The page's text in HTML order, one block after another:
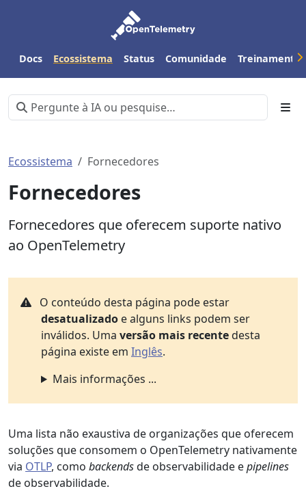
Docs Ecossistema Status Comunidade Treinamento
Ecossistema Fornecedores
Fornecedores
Fornecedores que oferecem suporte nativo
ao OpenTelemetry
O conteúdo desta página pode estar
desatualizado e alguns links podem ser
inválidos. Uma versão mais recentedesta
página existe em Inglês.
Mais informações ...
Uma lista não exaustiva de organizações que oferecem
soluções que consomem o OpenTelemetry nativamente
via OTLP, como backendsde observabilidade epipelines
de observabilidade.